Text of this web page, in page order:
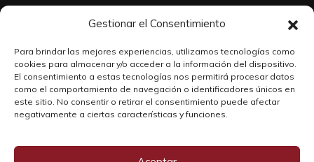
Gestionar el Consentimiento
Para brindar las mejores experiencias, utilizamos tecnologías como
cookies para almacenar y/o acceder a la información del dispositivo.
El consentimiento a estas tecnologías nos permitirá procesar datos
como el comportamiento de navegación o identificadores únicos en
este sitio. No consentir o retirar el consentimiento puede afectar
negativamente a ciertas características y funciones.